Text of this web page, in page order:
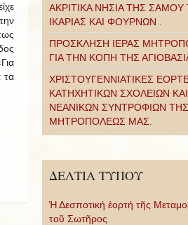
τα
ΑΚΡΙΤΙΚΑ ΝΗΣΙΑ ΤΗΣ ΣΑΜΟΥ
ΙΚΑΡΙΑΣ ΚΑΙ ΦΟΥΡΝΩΝ .
ΠΡΟΣΚΛΗΣΗ ΙΕΡΑΣ
ΓΙΑ ΤΗΝ ΚΟΠΗ ΤΗΣ
ΧΡΙΣΤΟΥΓΕΝΝΙΑΤΙΚΕΣ
ΚΑΤΗΧΗΤΙΚΩΝ ΣΧΟΛΕΙΩΝ
ΝΕΑΝΙΚΩΝ ΣΥΝΤΡΟΦΙΩΝ ΤΗΣ
ΜΗΤΡΟΠΟΛΕΩΣ ΜΑΣ.
ΔΕΛΤΙΑ ΤΥΠΟΥ
Ἡ Δεσποτική ἑορτή τῆς
τοῦ Σωτῆρος